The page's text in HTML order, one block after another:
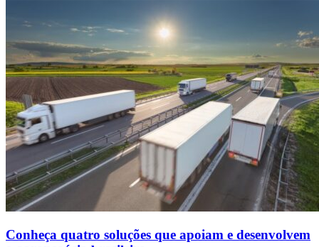
Conheça quatro soluções que apoiam e desenvolvem